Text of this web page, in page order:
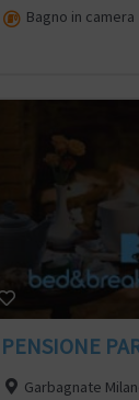
Bagno in camera
PENSIONE
Garbagnate